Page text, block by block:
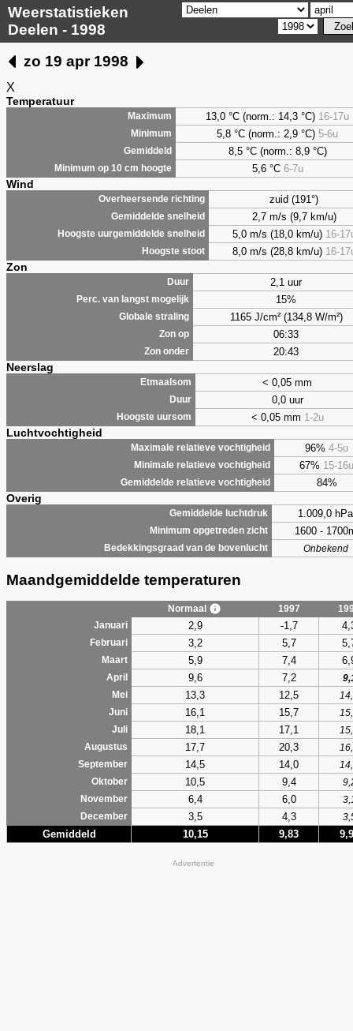
Weerstatistieken
Deelen - 1998
zo 19 apr 1998
X
Temperatuur
Maximum 13,0 °C (norm.: 14,3 °C) 16-17u
Minimum 5,8 °C (norm.: 2,9 °C) 5-6u
Gemiddeld 8,5°C (norm.: 8,9 °C)
Minimum op 10 cm hoogte 5,6°C 6-7u
Wind
Overheersende richting zuid (191°)
Gemiddelde snelheid 2,7 m/s (9,7 km/u)
Hoogste uurgemiddelde snelheid 5,0 m/s (18,0 km/u) 16-
Hoogste stoot 8,0 m/s (28,8 km/u) 16-
Zon
Duur 2,1 uur
Perc. van langst mogelijk 15%
Globale straling 1165 J/cm² (134,8 W/m²)
Zon op 06:33
Zon onder 20:43
Neerslag
Etmaalsom < 0,05 mm
Duur 0,0 uur
Hoogste uursom < 0,05 mm 1-2u
Luchtvochtigheid
Maximale relatieve vochtigheid 96% 4-5u
Minimale relatieve vochtigheid 67% 15-16u
Gemiddelde relatieve vochtigheid 84%
Overig
Gemiddelde luchtdruk 1.009,0 hPa
Minimum opgetreden zicht 1600 -
Bedekkingsgraad van de bovenlucht Onbekend
Maandgemiddelde temperaturen
Normaal 1997
Januari
2,9 -1,7
Februari 3,2 5,7
Maart 5,9 7,4
April 9,6 7,2
Mei
13,3 12,5
Juni
16,1 15,7
Juli
18,1 17,1
Augustus
17,7 20,3
September
14,5 14,0
Oktober
10,5 9,4
November
6,4 6,0
December
3,5 4,3
Gemiddeld 10,15 9,83
Advertentie